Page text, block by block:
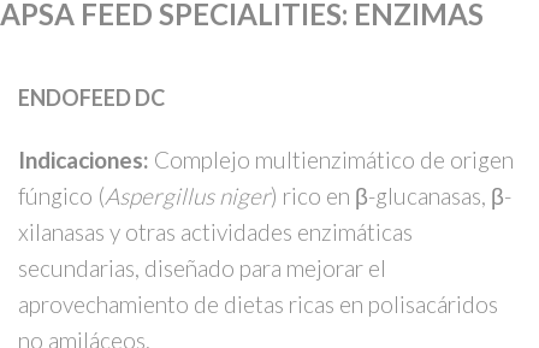
APSA FEED SPECIALITIES: ENZIMAS
ENDOFEED DC
Indicaciones: Complejo multienzimático de origen
fúngico (Aspergillus niger) rico en β-glucanasas, β-
xilanasas y otras actividades enzimáticas
secundarias, diseñado para mejorar el
aprovechamiento de dietas ricas en polisacáridos
no amiláceos.